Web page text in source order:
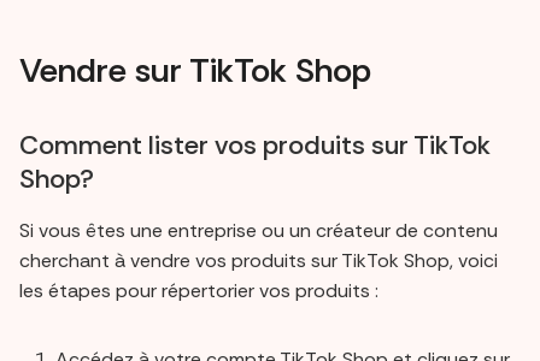
Vendre sur TikTok Shop
Comment lister vos produits sur TikTok
Shop?
Si vous êtes une entreprise ou un créateur de contenu
cherchant à vendre vos produits sur TikTok Shop, voici
les étapes pour répertorier vos produits :